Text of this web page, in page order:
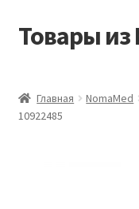
Перейти
Перейти
Товары
Виды доставки
Главная NomaMed
10922485